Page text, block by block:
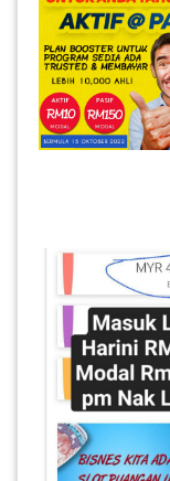
PEMBORONG(2)
PRODUK
DIGITAL(29)
PERNIAGAAN(41)
KENDERAAN(6)
ELEKTRONIK(5)
SUKAN/HOBI(2)